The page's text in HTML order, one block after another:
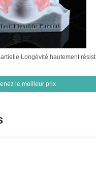
Longévité hautement
le meilleur prix